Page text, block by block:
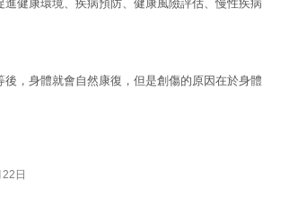
進健康環境、疾病預防、健康風險評估、慢性疾病
後，身體就會自然康復，但是創傷的原因在於身體
日